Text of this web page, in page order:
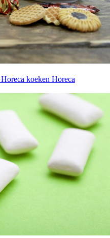
Horeca koeken Horeca